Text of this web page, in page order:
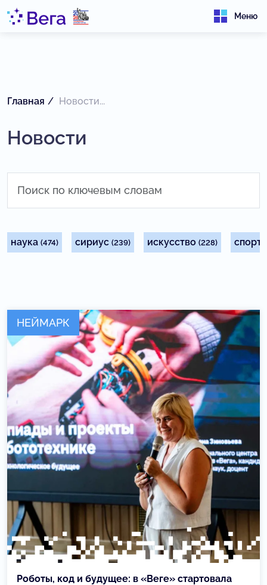
Меню
Главная Новости...
Новости
наука (474) сириус (239) искусство (228) спорт
НЕЙМАРК
Роботы, код и будущее: в «Веге» стартовала